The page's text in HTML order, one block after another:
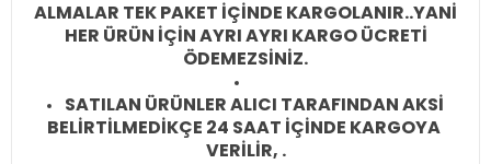
ALMALAR TEK PAKET İÇİNDE KARGOLANIR..YANİ
HER ÜRÜN İÇİN AYRI AYRI KARGO ÜCRETİ
ÖDEMEZSİNİZ.
SATILAN ÜRÜNLER ALICI TARAFINDAN AKSİ
BELİRTİLMEDİKÇE 24 SAAT İÇİNDE KARGOYA
VERİLİR, .